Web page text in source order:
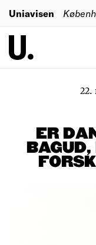
Uniavisen
22.
ER